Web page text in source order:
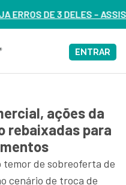
AGORA
ENTRAR
ações da
rebaixadas para
temor de sobreoferta de
cenário de troca de